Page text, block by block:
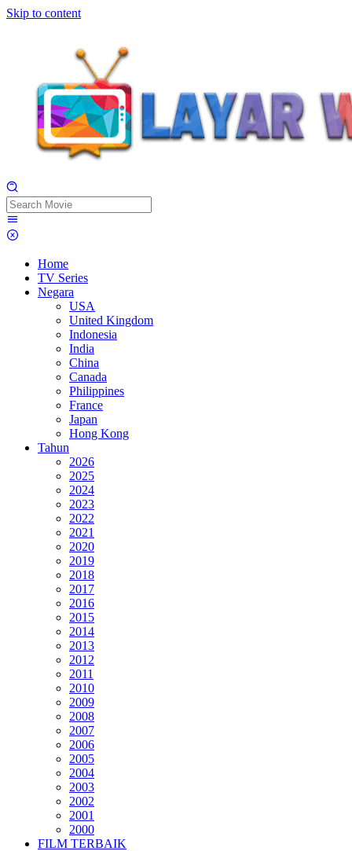
Skip to content
Home
TV Series
Negara
USA
United Kingdom
Indonesia
India
China
Canada
Philippines
France
Japan
Hong Kong
Tahun
2026
2025
2024
2023
2022
2021
2020
2019
2018
2017
2016
2015
2014
2013
2012
2011
2010
2009
2008
2007
2006
2005
2004
2003
2002
2001
2000
FILM TERBAIK